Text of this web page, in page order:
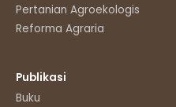
Pertanian Agroekologis
Reforma Agraria
Publikasi
Buku